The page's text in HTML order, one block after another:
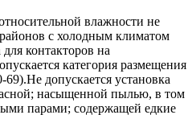
влажности не
с холодным климатом
контакторов на
категория размещения
допускается установка
насыщенной пылью, в том
парами; содержащей едкие